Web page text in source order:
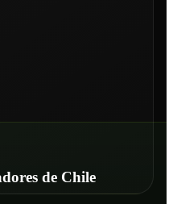
de Chile